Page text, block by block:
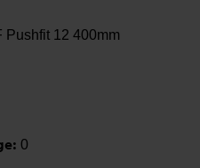
Pushfit 12 400mm
0